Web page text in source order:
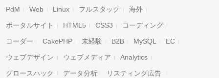
PdM Web Linux フルスタック 海外
ポータルサイト HTML5 CSS3 コーディング
コーダー CakePHP 未経験 B2B MySQL EC
ウェブデザイン ウェブメディア Analytics
グロースハック データ分析 リスティング広告